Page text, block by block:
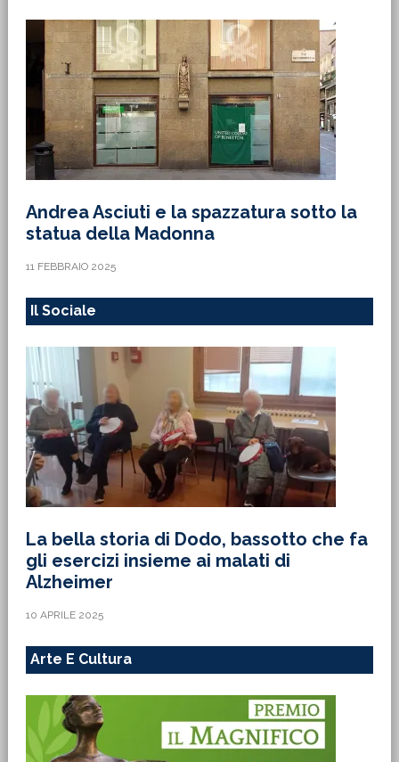
Andrea Asciuti e la spazzatura sotto la
statua della Madonna
11 FEBBRAIO 2025
Il Sociale
La bella storia di Dodo, bassotto che fa
gli esercizi insieme ai malati di
Alzheimer
10 APRILE 2025
Arte E Cultura